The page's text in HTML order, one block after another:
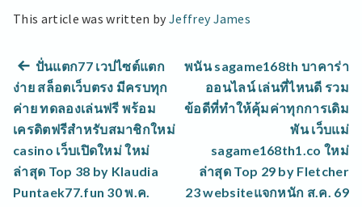
This article was written by Jeffrey James
แนะแนว
เรื่อง
Previous
post:
ปั่นแตก77 เวปไซต์แตก
ง่าย สล็อตเว็บตรง มีครบทุก
ค่าย ทดลองเล่นฟรี พร้อม
เครดิตฟรีสำหรับสมาชิกใหม่
casino เว็บเปิดใหม่ ใหม่
ล่าสุด Top 38 by Klaudia
Puntaek77.fun 30 พ.ค.
พนัน sagame168th บาคาร่า
ออนไลน์ เล่นที่ไหนดี รวม
ข้อดีที่ทำให้คุ้มค่าทุกการเดิม
พัน เว็บแม่
sagame168th1.co ใหม่
ล่าสุด Top 29 by Fletcher
23 websiteแจกหนัก ส.ค. 69